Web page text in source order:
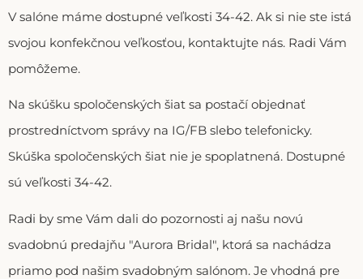
V salóne máme dostupné veľkosti 34-42. Ak si nie ste istá
svojou konfekčnou veľkosťou, kontaktujte nás. Radi Vám
pomôžeme.
Na skúšku spoločenských šiat sa postačí objednať
prostredníctvom správy na IG/FB slebo telefonicky.
Skúška spoločenských šiat nie je spoplatnená. Dostupné
sú veľkosti 34-42.
Radi by sme Vám dali do pozornosti aj našu novú
svadobnú predajňu "Aurora Bridal", ktorá sa nachádza
priamo pod našim svadobným salónom. Je vhodná pre